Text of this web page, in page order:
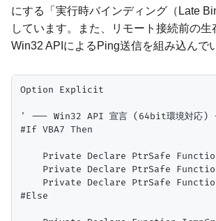
にする「実行時バインディング（Late
しています。また、リモート接続前の生
Win32 APIによるPing送信を組み込んで
Option Explicit
' --- Win32 API 宣言 (64bit環境対応
#If VBA7 Then
Private Declare PtrSafe
Private Declare PtrSafe
Private Declare PtrSafe
#Else